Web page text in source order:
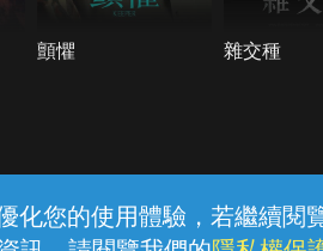
化您的使用體驗，若繼續
顫懼 雜交種
線上客服 服務條款